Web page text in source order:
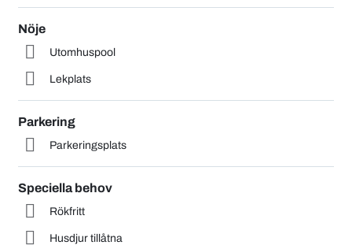
Nöje
Utomhuspool
Lekplats
Parkering
Parkeringsplats
Speciella behov
Rökfritt
Husdjur tillåtna